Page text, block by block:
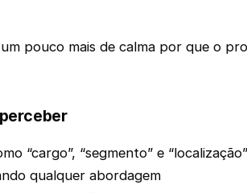
pouco mais de calma por que o
“cargo”, “segmento” e
qualquer abordagem